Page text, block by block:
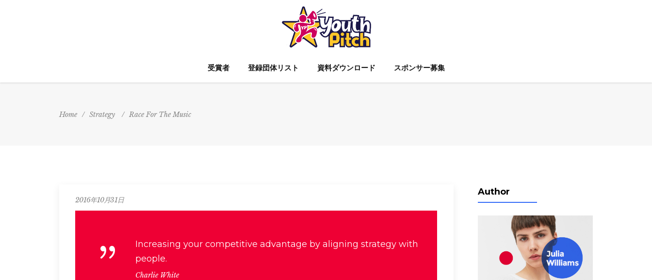
受賞者 登録団体リスト 資料ダウンロード スポンサー募集
Home / Strategy / Race For The Music
2016年10月31日
Increasing your competitive advantage by aligning strategy with
people.
Charlie White
Author